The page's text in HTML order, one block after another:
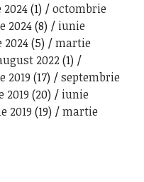
(1)
octombrie
2024(8)
iunie
(5)
martie
2022(1)
2019 (17)
septembrie
2019 (20)
iunie
2019 (19)
martie